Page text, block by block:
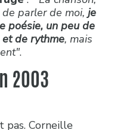
parler de moi, je
poésie, un peu de
de rythme, mais
.
2003
pas. Corneille